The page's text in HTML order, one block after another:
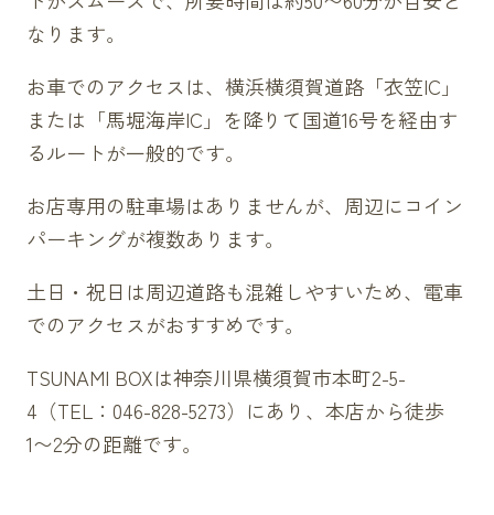
なります。
お車でのアクセスは、横浜横須賀道路「衣笠IC」
または「馬堀海岸IC」を降りて国道16号を経由す
るルートが一般的です。
お店専用の駐車場はありませんが、周辺にコイン
パーキングが複数あります。
土日・祝日は周辺道路も混雑しやすいため、電車
でのアクセスがおすすめです。
TSUNAMI BOXは神奈川県横須賀市本町2-5-
4（TEL：046-828-5273）にあり、本店から徒歩
1〜2分の距離です。